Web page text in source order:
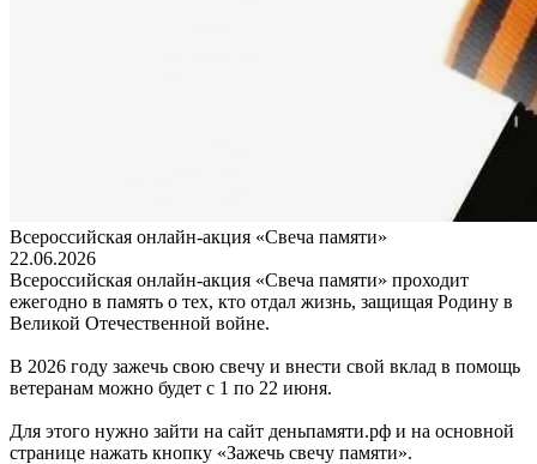
Всероссийская онлайн-акция «Свеча памяти»
22.06.2026
Всероссийская онлайн-акция «Свеча памяти» проходит
ежегодно в память о тех, кто отдал жизнь, защищая Родину в
Великой Отечественной войне.
В 2026 году зажечь свою свечу и внести свой вклад в помощь
ветеранам можно будет с 1 по 22 июня.
Для этого нужно зайти на сайт деньпамяти.рф и на основной
странице нажать кнопку «Зажечь свечу памяти».